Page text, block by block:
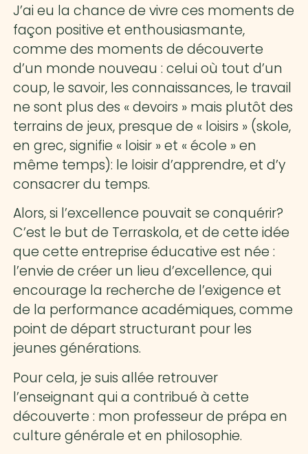
J’ai eu la chance de vivre ces moments de
façon positive et enthousiasmante,
comme des moments de découverte
d’un monde nouveau : celui où tout d’un
coup, le savoir, les connaissances, le travail
ne sont plus des « devoirs » mais plutôt des
terrains de jeux, presque de « loisirs » (skole,
en grec, signifie « loisir » et « école » en
même temps): le loisir d’apprendre, et d’y
consacrer du temps.
Alors, si l’excellence pouvait se conquérir?
C’est le but de Terraskola, et de cette idée
que cette entreprise éducative est née :
l’envie de créer un lieu d’excellence, qui
encourage la recherche de l’exigence et
de la performance académiques, comme
point de départ structurant pour les
jeunes générations.
Pour cela, je suis allée retrouver
l’enseignant qui a contribué à cette
découverte : mon professeur de prépa en
culture générale et en philosophie.